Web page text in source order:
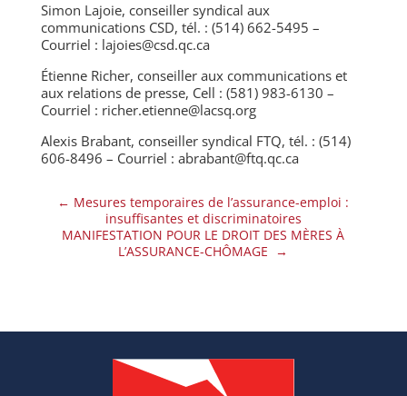
Simon Lajoie, conseiller syndical aux
communications CSD, tél. : (514) 662-5495 –
Courriel : lajoies@csd.qc.ca
Étienne Richer, conseiller aux communications et
aux relations de presse, Cell : (581) 983-6130 –
Courriel : richer.etienne@lacsq.org
Alexis Brabant, conseiller syndical FTQ, tél. : (514)
606-8496 – Courriel : abrabant@ftq.qc.ca
← Mesures temporaires de l’assurance-emploi :
insuffisantes et discriminatoires
MANIFESTATION POUR LE DROIT DES MÈRES À
L’ASSURANCE-CHÔMAGE →